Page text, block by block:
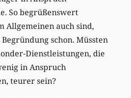
So begrüßenswert
Allgemeinen auch sind,
schon. Müssten
Dienstleistungen, die
in Anspruch
teurer sein?